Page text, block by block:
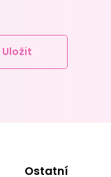
Uložit
Ostatní